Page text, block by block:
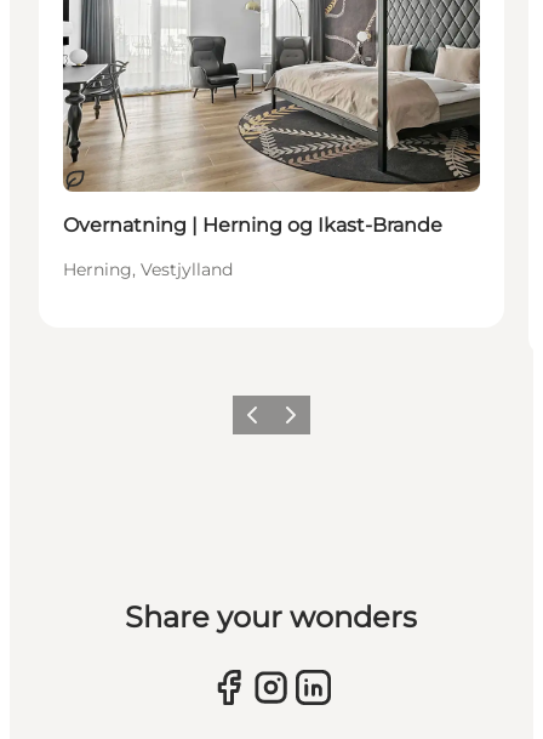
Bæredygtige oplevelser
Overnatning | Herning og Ikast-Brande
Herning, Vestjylland
Forrige billede
Næste billede
Share your wonders